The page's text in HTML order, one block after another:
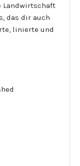
Landwirtschaft
das dir auch
linierte und